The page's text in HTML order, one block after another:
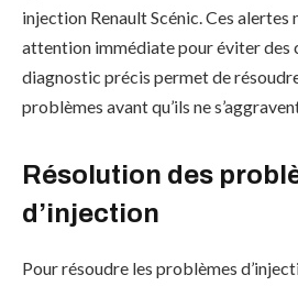
injection Renault Scénic. Ces alertes
attention immédiate pour éviter des
diagnostic précis permet de
problèmes avant qu’ils ne
Résolution des
d’injection
Pour résoudre les problèmes